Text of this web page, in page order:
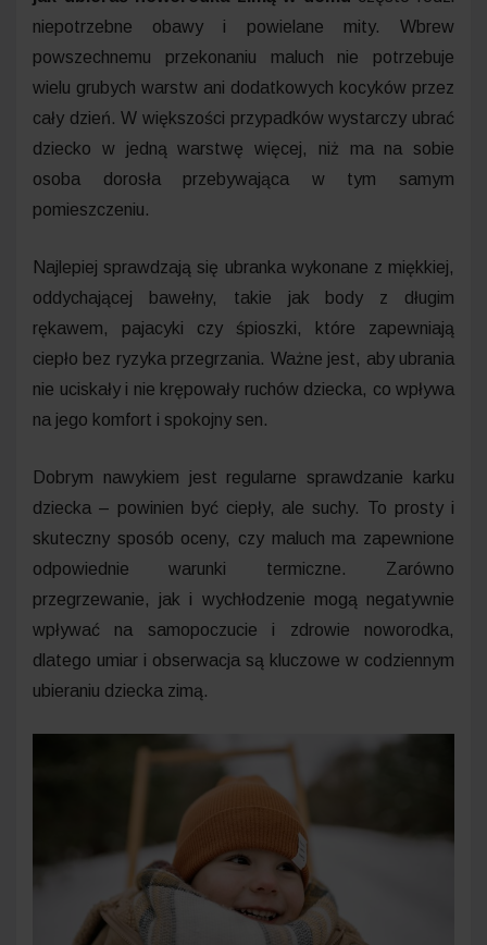
niepotrzebne obawy i powielane mity. Wbrew
powszechnemu przekonaniu maluch nie potrzebuje
wielu grubych warstw ani dodatkowych kocyków przez
cały dzień. W większości przypadków wystarczy ubrać
dziecko w jedną warstwę więcej, niż ma na sobie
osoba dorosła przebywająca w tym samym
pomieszczeniu.
Najlepiej sprawdzają się ubranka wykonane z miękkiej,
oddychającej bawełny, takie jak body z długim
rękawem, pajacyki czy śpioszki, które zapewniają
ciepło bez ryzyka przegrzania. Ważne jest, aby ubrania
nie uciskały i nie krępowały ruchów dziecka, co wpływa
na jego komfort i spokojny sen.
Dobrym nawykiem jest regularne sprawdzanie karku
dziecka – powinien być ciepły, ale suchy. To prosty i
skuteczny sposób oceny, czy maluch ma zapewnione
odpowiednie warunki termiczne. Zarówno
przegrzewanie, jak i wychłodzenie mogą negatywnie
wpływać na samopoczucie i zdrowie noworodka,
dlatego umiar i obserwacja są kluczowe w codziennym
ubieraniu dziecka zimą.